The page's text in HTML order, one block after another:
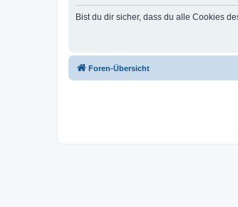
Bist du dir sicher, dass du alle Cookies
Foren-Übersicht